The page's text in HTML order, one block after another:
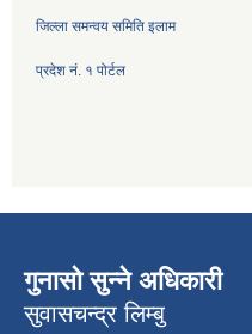
जिल्ला समन्वय समिति इलाम
प्रदेश नं. १ पोर्टल
गुनासो सुन्ने अधिकारी
सुवासचन्द्र लिम्बु